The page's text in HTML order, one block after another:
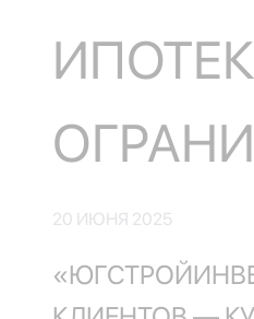
20 ИЮНЯ 2025